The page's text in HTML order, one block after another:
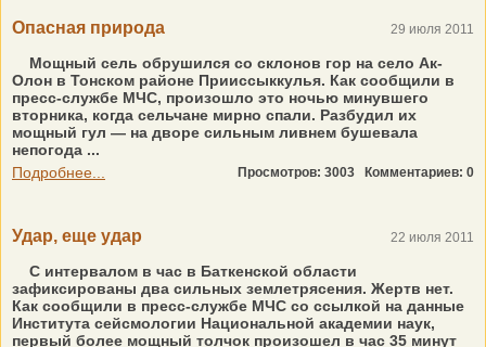
Опасная природа 29 июля 2011
Мощный сель обрушился со склонов гор на село Ак-
Олон в Тонском районе Прииссыккулья. Как сообщили в
пресс-службе МЧС, произошло это ночью минувшего
вторника, когда сельчане мирно спали. Разбудил их
мощный гул — на дворе сильным ливнем бушевала
непогода ...
Подробнее...
Просмотров: 3003 Комментариев: 0
Удар, еще удар 22 июля 2011
С интервалом в час в Баткенской области
зафиксированы два сильных землетрясения. Жертв нет.
Как сообщили в пресс-службе МЧС со ссылкой на данные
Института сейсмологии Национальной академии наук,
первый более мощный толчок произошел в час 35 минут